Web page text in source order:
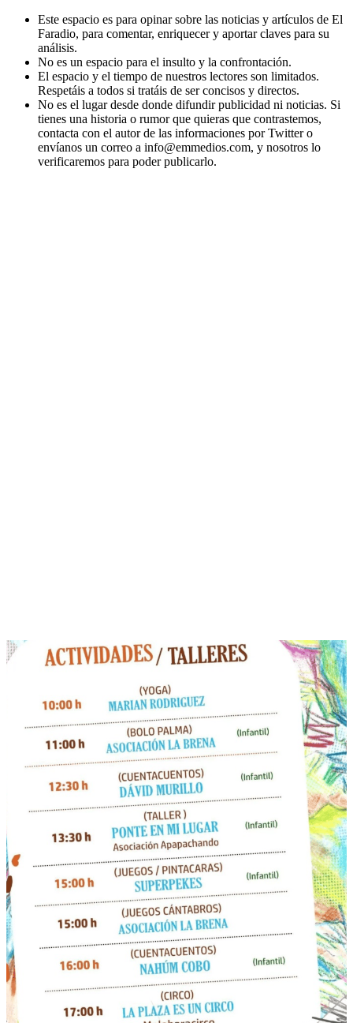
Este espacio es para opinar sobre las noticias y artículos de El
Faradio, para comentar, enriquecer y aportar claves para su
análisis.
No es un espacio para el insulto y la confrontación.
El espacio y el tiempo de nuestros lectores son limitados.
Respetáis a todos si tratáis de ser concisos y directos.
No es el lugar desde donde difundir publicidad ni noticias. Si
tienes una historia o rumor que quieras que contrastemos,
contacta con el autor de las informaciones por Twitter o
envíanos un correo a info@emmedios.com, y nosotros lo
verificaremos para poder publicarlo.